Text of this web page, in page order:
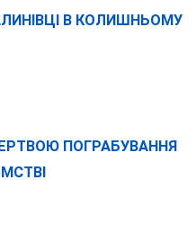
В КОЛИШНЬОМУ
ПОГРАБУВАННЯ